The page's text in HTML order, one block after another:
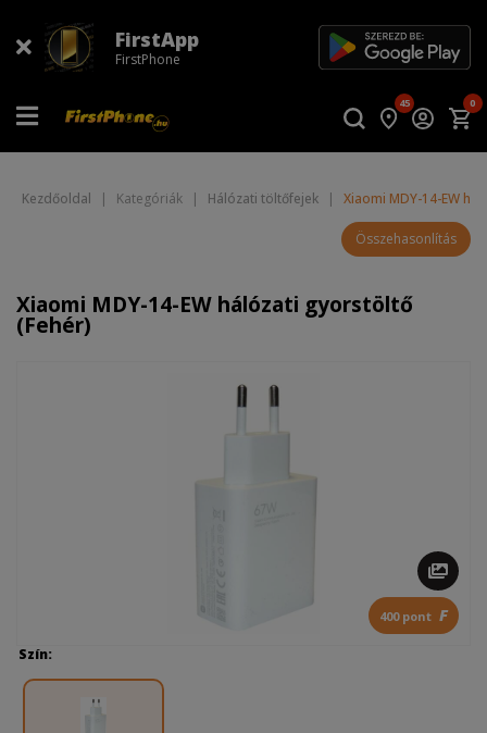
FirstApp
FirstPhone
45 0
Kezdőoldal | Kategóriák | Hálózati töltőfejek | Xiaomi MDY-14-EW
Összehasonlítás
Xiaomi MDY-14-EW hálózati gyorstöltő
(Fehér)
400 pont F
Szín: